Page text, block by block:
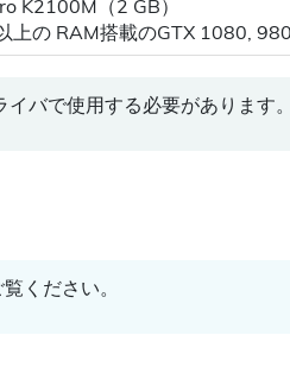
K2100M（2 GB）
上の RAM搭載のGTX 1080,
バで使用する必要があります
ください。